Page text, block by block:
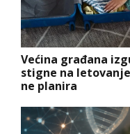
Većina građana
stigne na
ne planira